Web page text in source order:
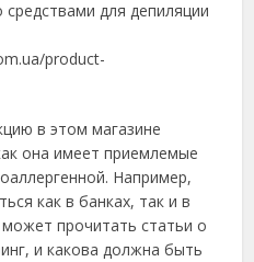
для депиляции
product-
в этом магазине
она имеет приемлемые
Например,
как в банках, так и в
прочитать статьи о
и какова должна быть